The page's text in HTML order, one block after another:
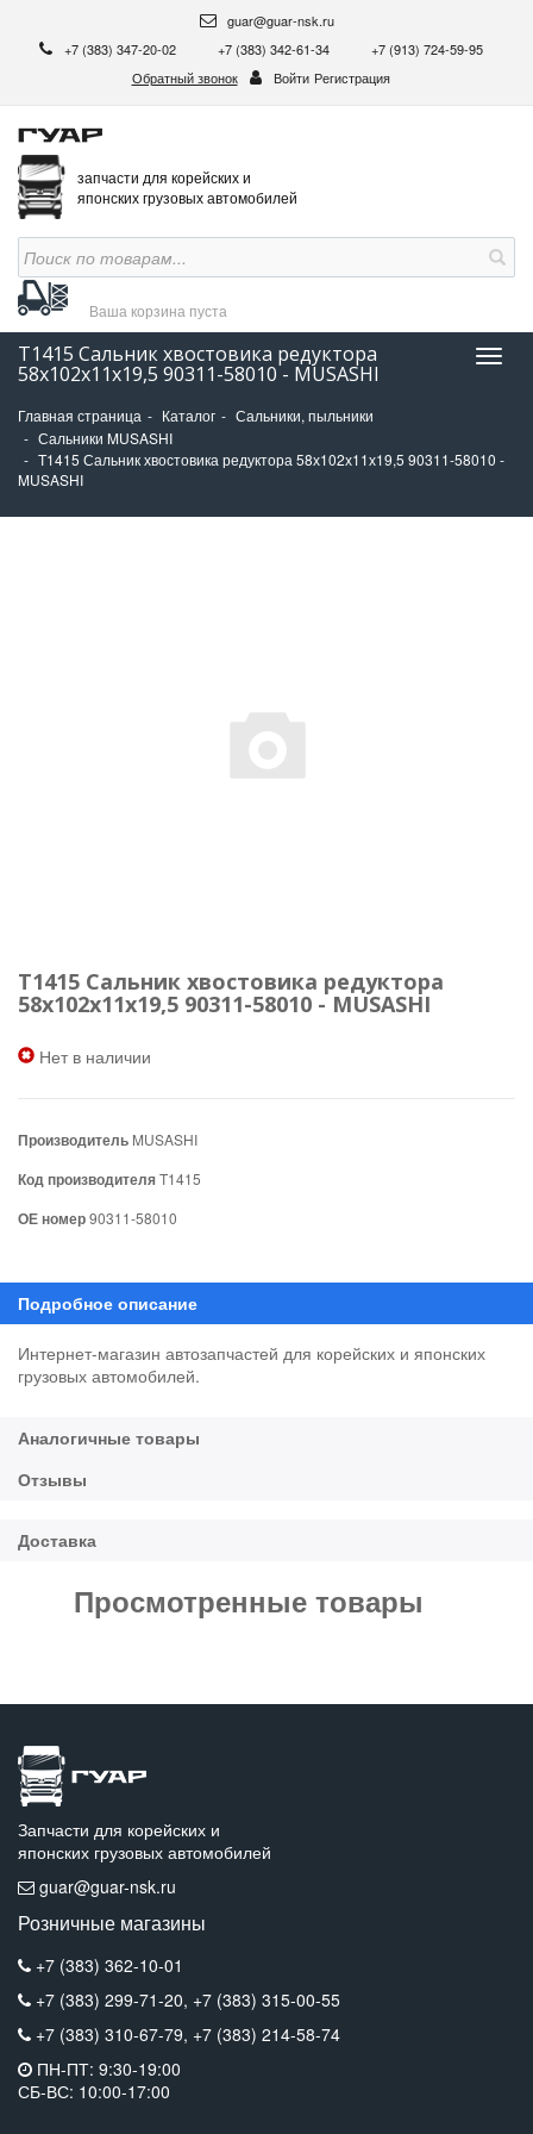
guar@guar-nsk.ru
+7 (383) 347-20-02
+7 (383) 342-61-34
+7 (913) 724-59-95
Обратный звонок
Войти Регистрация
запчасти для корейских и
японских грузовых автомобилей
Ваша корзина пуста
T1415 Сальник хвостовика редуктора
58х102х11х19,5 90311-58010 - MUSASHI
Главная страница Каталог
Сальники, пыльники
Сальники MUSASHI
T1415 Сальник хвостовика редуктора 58х102х11х19,5 90311-58010 -
MUSASHI
T1415 Сальник хвостовика редуктора
58х102х11х19,5 90311-58010 - MUSASHI
Нет в наличии
Производитель MUSASHI
Код производителяT1415
ОЕ номер90311-58010
Интернет-магазин автозапчастей для корейских и японских
грузовых автомобилей.
Просмотренные товары
Запчасти для корейских и
японских грузовых автомобилей
guar@guar-nsk.ru
Розничные магазины
+7 (383) 362-10-01
+7 (383) 299-71-20, +7 (383) 315-00-55
+7 (383) 310-67-79, +7 (383) 214-58-74
ПН-ПТ: 9:30-19:00
СБ-ВС: 10:00-17:00